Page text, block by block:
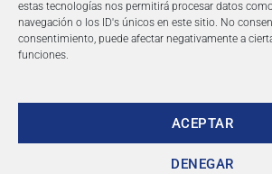
estas tecnologías nos permitirá procesar datos
navegación o los ID's únicos en este sitio. No
consentimiento, puede afectar negativamente a
funciones.
ACEPTAR
DENEGAR
Copyright 2026 ©